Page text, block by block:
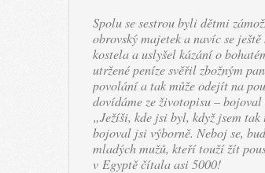
Spolu se sestrou byli dětmi
obrovský majetek a navíc se
kostela a uslyšel kázání o
utržené peníze svěřil zbožným
povolání a tak může odejít na
dovídáme ze životopisu –
„Ježíši, kde jsi byl, když jsem
bojoval jsi výborně. Neboj se,
mladých mužů, kteří touží žít
v Egyptě čítala asi 5000!